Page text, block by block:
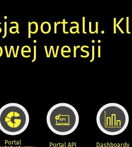
portalu.
wersji
Portal Portal API Dashboardy